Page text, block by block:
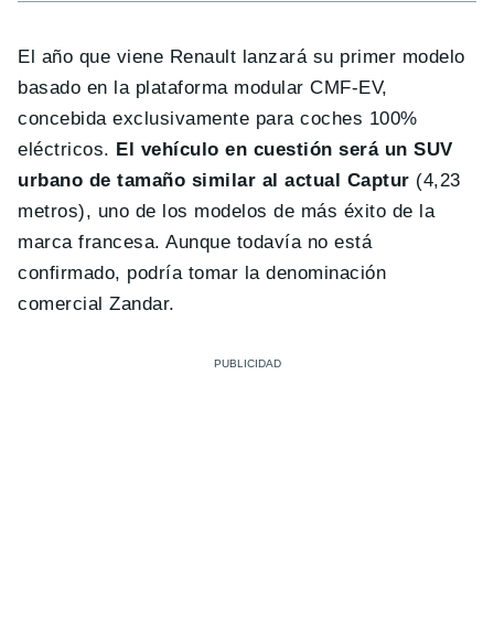
El año que viene Renault lanzará su primer modelo
basado en la plataforma modular CMF-EV,
concebida exclusivamente para coches 100%
eléctricos. El vehículo en cuestión será un SUV
urbano de tamaño similar al actual Captur (4,23
metros), uno de los modelos de más éxito de la
marca francesa. Aunque todavía no está
confirmado, podría tomar la denominación
comercial Zandar.